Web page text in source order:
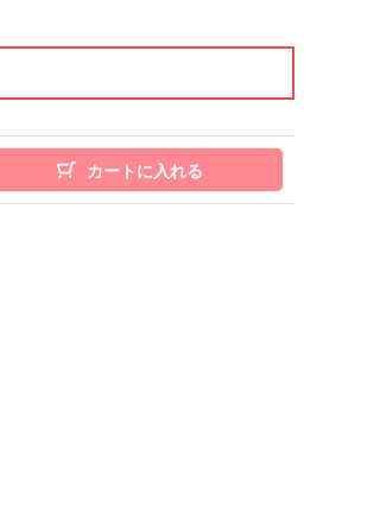
カートに入れる